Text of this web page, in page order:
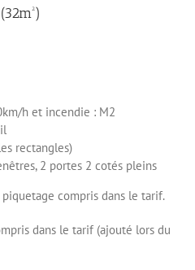
h et incendie : M2
rectangles)
2 portes 2 cotés pleins
compris dans le tarif.
dans le tarif (ajouté lors du